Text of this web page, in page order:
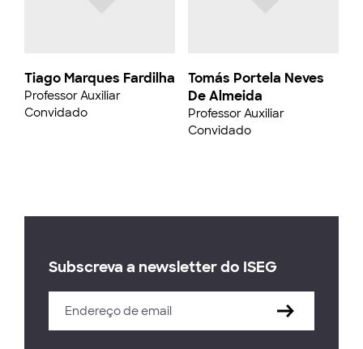
Tiago Marques Fardilha
Professor Auxiliar
Convidado
Tomás Portela Neves
De Almeida
Professor Auxiliar
Convidado
Subscreva a newsletter do ISEG